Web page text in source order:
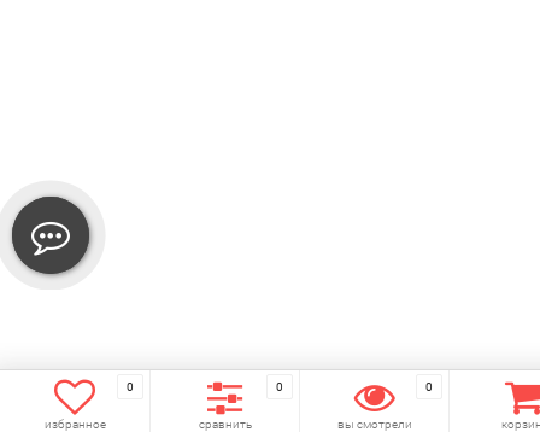
0
избранное
0
сравнить
0
вы смотрели